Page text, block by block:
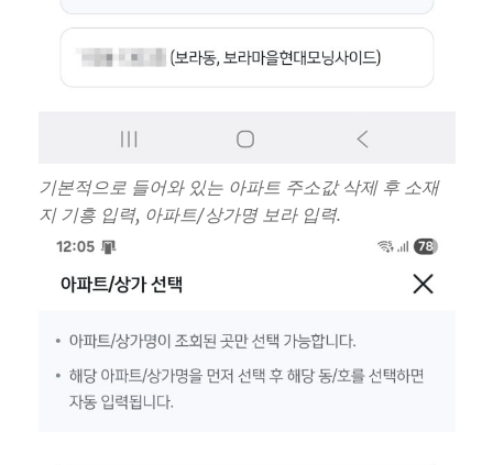
기본적으로 들어와 있는 아파트 주소값 삭제 후 소재
지 기흥 입력, 아파트/상가명 보라 입력.